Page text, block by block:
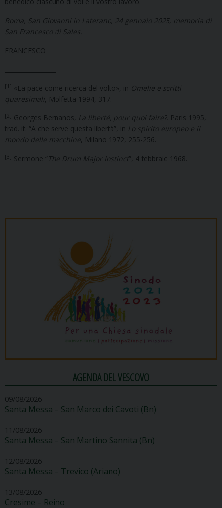
benedico ciascuno di voi e il vostro lavoro.
Roma, San Giovanni in Laterano, 24 gennaio 2025, memoria di
San Francesco di Sales.
FRANCESCO
[1] «La pace come ricerca del volto», in Omelie e scritti
quaresimali, Molfetta 1994, 317.
[2] Georges Bernanos, La liberté, pour quoi faire?, Paris 1995,
trad. it. “A che serve questa libertà”, in Lo spirito europeo e il
mondo delle macchine, Milano 1972, 255-256.
[3] Sermone “ The Drum Major Instinct”, 4 febbraio 1968.
AGENDA DEL VESCOVO
09/08/2026
Santa Messa – San Marco dei Cavoti (Bn)
11/08/2026
Santa Messa – San Martino Sannita (Bn)
12/08/2026
Santa Messa – Trevico (Ariano)
13/08/2026
Cresime – Reino